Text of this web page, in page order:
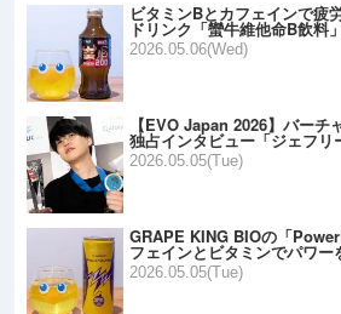
ビタミンBとカフェインで疲
ドリンク「蠻牛維他命B飲料
2026.05.06(Wed)
【EVO Japan 2026】バー
独占インタビュー「ジェフ
2026.05.05(Tue)
GRAPE KING BIOの「
フェインとビタミンでパワー
2026.05.05(Tue)